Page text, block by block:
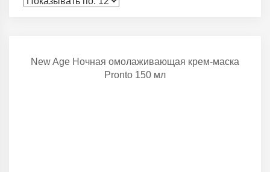
New Age Ночная омолаживающая крем-маска
Pronto 150 мл